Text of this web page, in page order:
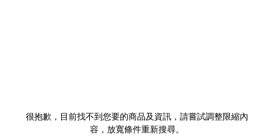
很抱歉，目前找不到您要的商品及資訊，請嘗試調整限縮內
容，放寬條件重新搜尋。